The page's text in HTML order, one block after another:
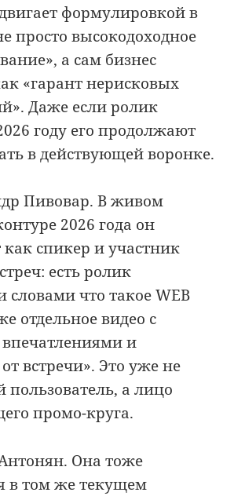
формулировкой в
просто высокодоходное
а сам бизнес
«гарант нерисковых
Даже если ролик
году его продолжают
в действующей воронке.
Пивовар. В живом
2026 года он
спикер и участник
есть ролик
словами что такое WEB
отдельное видео с
и
встречи». Это уже не
пользователь, а лицо
промо-круга.
Она тоже
в том же текущем